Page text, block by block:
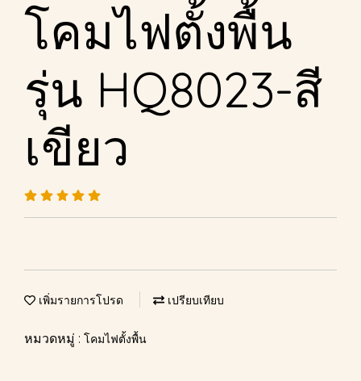
โคมไฟตั้งพื้น
รุ่น HQ8023-สี
เขียว
เพิ่มรายการโปรด เปรียบเทียบ
หมวดหมู่ : โคมไฟตั้งพื้น